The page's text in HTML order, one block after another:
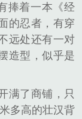
捧着一本《经
的忍者，有穿
远处还有一对
造型，似乎是
满了商铺，只
多高的壮汉背